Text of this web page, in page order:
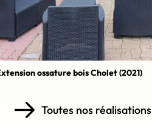
ossature bois Cholet (2021)
Toutes nos réalisations